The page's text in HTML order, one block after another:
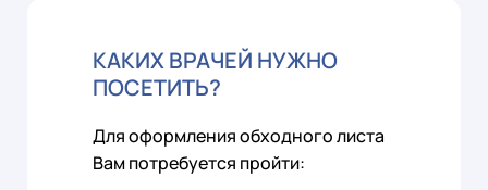
КАКИХ ВРАЧЕЙ НУЖНО
ПОСЕТИТЬ?
Для оформления обходного листа
Вам потребуется пройти: